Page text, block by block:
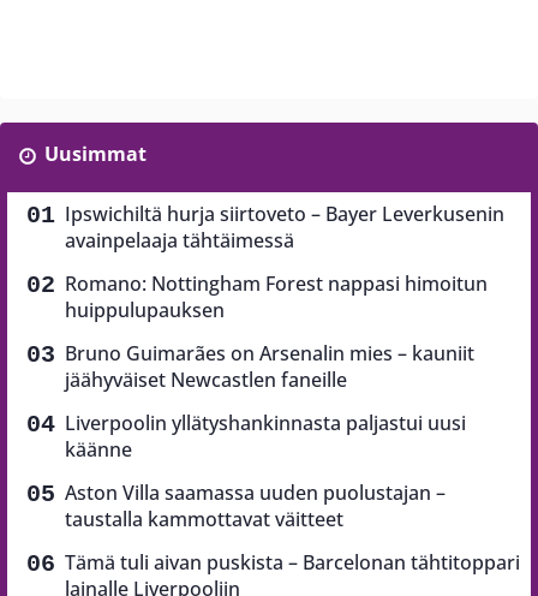
Uusimmat
Ipswichiltä hurja siirtoveto – Bayer Leverkusenin
avainpelaaja tähtäimessä
Romano: Nottingham Forest nappasi himoitun
huippulupauksen
Bruno Guimarães on Arsenalin mies – kauniit
jäähyväiset Newcastlen faneille
Liverpoolin yllätyshankinnasta paljastui uusi
käänne
Aston Villa saamassa uuden puolustajan –
taustalla kammottavat väitteet
Tämä tuli aivan puskista – Barcelonan tähtitoppari
lainalle Liverpooliin